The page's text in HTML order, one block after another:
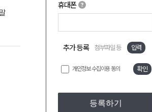
휴대폰
추가 등록 첨부파일 등 입력
개인정보 수집이용 동의 확인
등록하기